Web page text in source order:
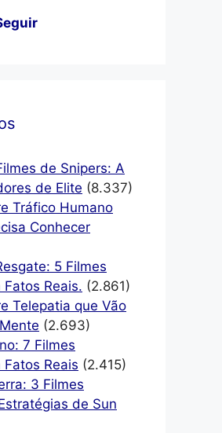
de Snipers: A
de Elite (8.337)
Tráfico Humano
Conhecer
5 Filmes
Reais. (2.861)
Telepatia que Vão
(2.693)
7 Filmes
Reais (2.415)
3 Filmes
de Sun